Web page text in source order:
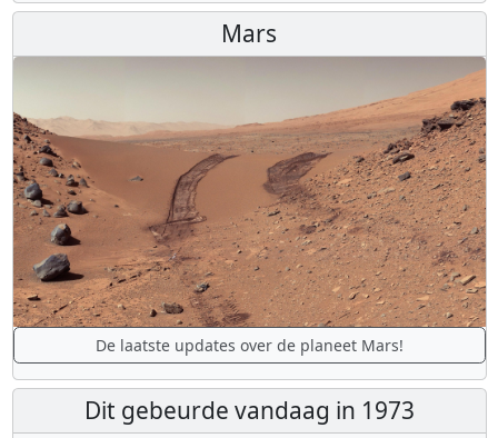
Mars
De laatste updates over de planeet Mars!
Dit gebeurde vandaag in 1973